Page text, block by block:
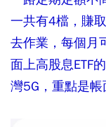
一共有4檔，賺
去作業，每個月
面上高股息ETF
灣5G，重點是帳